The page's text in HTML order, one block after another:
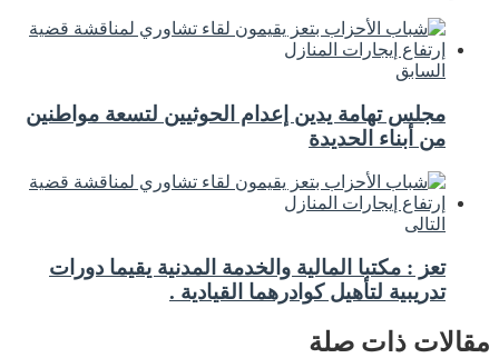
السابق
مجلس تهامة يدين إعدام الحوثيين لتسعة مواطنين
من أبناء الحديدة
التالى
تعز : مكتبا المالية والخدمة المدنية يقيما دورات
تدريبية لتأهيل كوادرهما القيادية .
مقالات ذات صلة